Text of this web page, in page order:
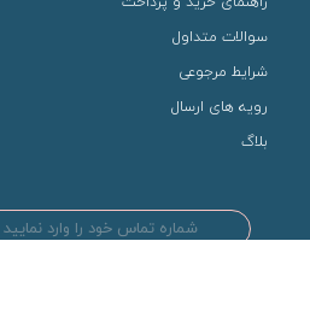
سوالات متداول
شرایط مرجوعی
رویه های ارسال
بلاگ